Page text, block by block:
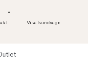
Visa kundvagn